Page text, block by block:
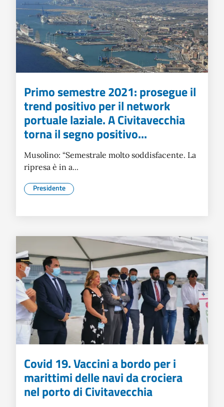
Primo semestre 2021: prosegue il
trend positivo per il network
portuale laziale. A Civitavecchia
torna il segno positivo...
Musolino: “Semestrale molto soddisfacente. La
ripresa è in a...
Presidente
Covid 19. Vaccini a bordo per i
marittimi delle navi da crociera
nel porto di Civitavecchia